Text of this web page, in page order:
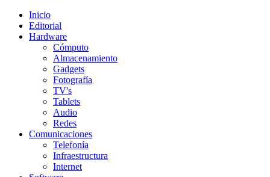
Inicio
Editorial
Hardware
Cómputo
Almacenamiento
Gadgets
Fotografía
TV's
Tablets
Audio
Redes
Comunicaciones
Telefonía
Infraestructura
Internet